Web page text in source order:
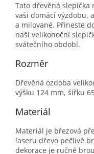
Tato dřevěná
vaši domácí výzdobu,
a milované. Přineste
naší velikonoční
svátečního období.
Rozměr
Dřevěná ozdoba
výšku 124 mm, šířku
Materiál
Materiál je březová
laseru dřevo pečlivě
dekorace je ručně